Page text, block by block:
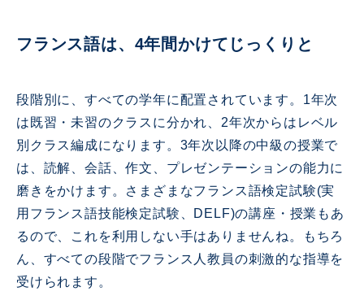
フランス語は、4年間かけてじっくりと
段階別に、すべての学年に配置されています。1年次
は既習・未習のクラスに分かれ、2年次からはレベル
別クラス編成になります。3年次以降の中級の授業で
は、読解、会話、作文、プレゼンテーションの能力に
磨きをかけます。さまざまなフランス語検定試験(実
用フランス語技能検定試験、DELF)の講座・授業もあ
るので、これを利用しない手はありませんね。もちろ
ん、すべての段階でフランス人教員の刺激的な指導を
受けられます。